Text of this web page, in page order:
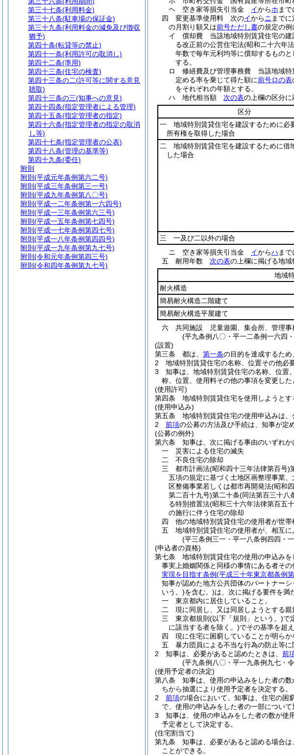
ヘ
空き家等損失引当金 イからホ ま
四
変更基準使用料 次のイからニ まで
の月割り額又は前号ただし書の規定の例
イ
償却費 当該地域特別賃貸住宅の建
る改正前の公営住宅法(昭和二十六年
年数で毎年元利均等に償却するものと
する。
ロ
修繕費及び管理事務費 当該地域特
定める率を乗じて得た額に前号ロの表
をそれぞれの年額とする。
ハ
地代相当額 次の表の上欄の区分
区分
一 地域特別賃貸住宅を建設するために必
所有権を取得した場合
二 地域特別賃貸住宅を建設するために借
した場合
三 一及び二以外の場合
ニ
空き家等損失引当金 イからハ ま
五
耐用年数 次の表の上欄に掲げる地
地域
耐火構造
簡易耐火構造二階建て
簡易耐火構造平屋建て
六
共同施設 児童遊園、集会所、管理事
(平九条例八〇・平一二条例一六四
(設置)
第三条
都は、 第一条の目的を達成するため
2
地域特別賃貸住宅の名称、位置その他必
3
知事は、地域特別賃貸住宅の名称、位置
称、位置、使用料その他の事項を変更した
(使用許可)
第四条
地域特別賃貸住宅を使用しようと
(使用申込み)
第五条
地域特別賃貸住宅の使用申込みは、
2
前項の公募の方法及び手続は、知事が定め
(公募の例外)
第六条
知事は、次に掲げる事由のいずれか
一
災害による住宅の滅失
二
不良住宅の除却
三
都市計画法(昭和四十三年法律第百号)
五項の規定に基づく土地区画整理事業
区整備事業若しくは都市再開発法(昭和
第二百十九号)第二十条(同法第百三十八
る特別措置法(昭和三十六年法律第百五
の施行に伴う住宅の除却
四
他の地域特別賃貸住宅の使用者が世
五
地域特別賃貸住宅の使用者が、相互
(平三条例三一・平一八条例四四・
(申込者の資格)
第七条
地域特別賃貸住宅の使用の申込み
事実上婚姻関係と同様の事情にある者そ
実現を目指す条例(平成三十年東京都条例
知事が認めた地方公共団体のパートナー
いう。)を含む。)は、次に掲げる要件を満
一
東京都内に居住していること。
二
現に同居し、又は同居しようとする
三
東京都規則 (以下「規則」という。)で
に該当する者を除く。)でその基準を超
四
現に住宅に困窮していることが明らか
五
暴力団員による不当な行為の防止等に
2
知事は、必要があると認めたときは、 前
(平九条例八〇・平一九条例九七・
(使用予定者の決定)
第八条
知事は、使用の申込みをした者の
ちから抽選により使用予定者を決定する。
2
前項の場合において、知事は、住宅の困
で、使用の申込みをした者の一部につい
3
知事は、使用の申込みをした者の数が使
予定者として決定する。
(住宅割当て)
第九条
知事は、必要があると認める場合
ことができる。
第三十七条(利用料金)
第三十八条(駐車場の保証金)
第三十九条(利用料金の減免及び徴収
猶予)
第四十条(転貸等の禁止)
第四十一条(利用許可の取消し)
第四十二条(準用)
第四十三条(住宅の検査)
第四十三条の二(許可等に関する意見
聴取)
第四十三条の三(知事への意見)
第四十四条(指定管理者による管理)
第四十五条(指定管理者の指定)
第四十六条(指定管理者の指定の取消
し等)
第四十七条(指定管理者の公表)
第四十八条(管理の基準等)
第四十九条(委任)
附則
附則 (平成元年条例第六二号)
附則 (平成三年条例第三一号)
附則 (平成九年条例第八〇号)
附則 (平成一二年条例第一六四号)
附則 (平成一三年条例第六三号)
附則 (平成一五年条例第七四号)
附則 (平成一七年条例第四七号)
附則 (平成一八年条例第四四号)
附則 (平成一九年条例第九七号)
附則 (令和元年条例第四三号)
附則 (令和四年条例第九七号)